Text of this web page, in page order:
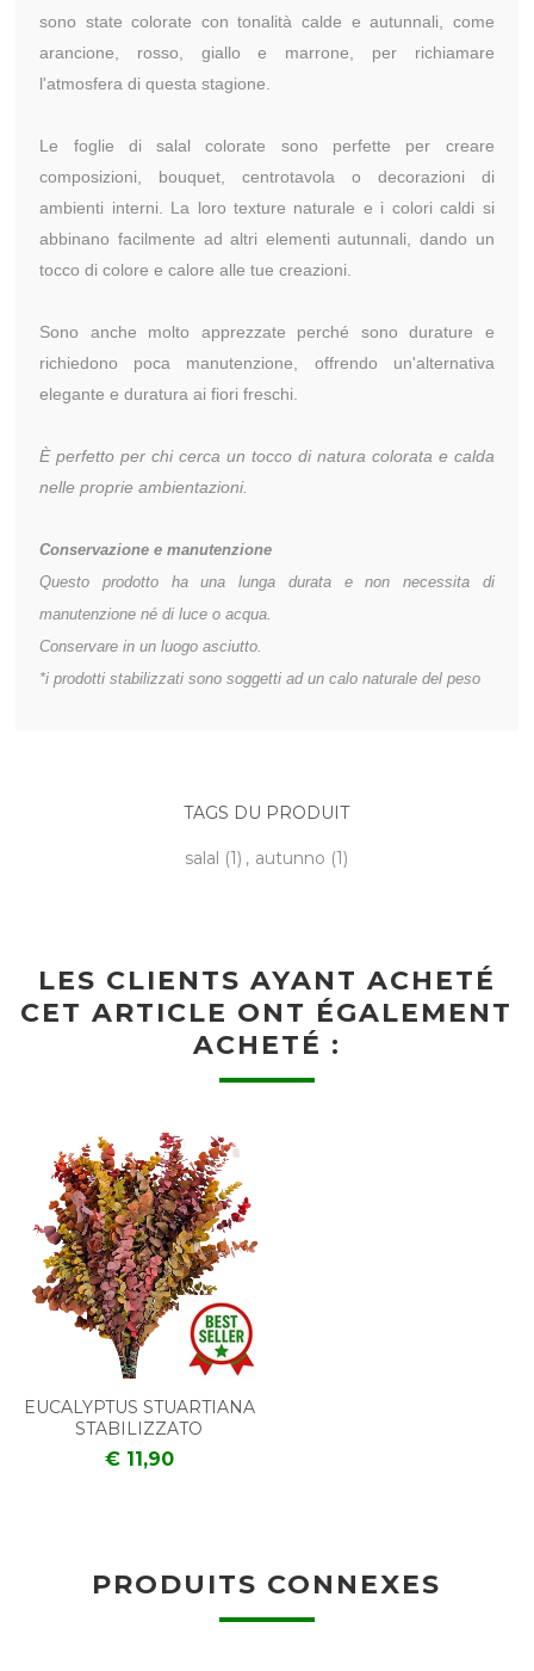
sono state colorate con tonalità calde e autunnali, come
arancione, rosso, giallo e marrone, per richiamare
l'atmosfera di questa stagione.
Le foglie di salal colorate sono perfette per creare
composizioni, bouquet, centrotavola o decorazioni di
ambienti interni. La loro texture naturale e i colori caldi si
abbinano facilmente ad altri elementi autunnali, dando un
tocco di colore e calore alle tue creazioni.
Sono anche molto apprezzate perché sono durature e
richiedono poca manutenzione, offrendo un'alternativa
elegante e duratura ai fiori freschi.
È perfetto per chi cerca un tocco di natura colorata e calda
nelle proprie ambientazioni.
Conservazione e manutenzione
Questo prodotto ha una lunga durata e non necessita di
manutenzione né di luce o acqua.
Conservare in un luogo asciutto.
*i prodotti stabilizzati sono soggetti ad un calo naturale del peso
TAGS DU PRODUIT
salal (1) , autunno (1)
LES CLIENTS AYANT ACHETÉ
CET ARTICLE ONT ÉGALEMENT
ACHETÉ :
EUCALYPTUS STUARTIANA
STABILIZZATO
€ 11,90
PRODUITS CONNEXES